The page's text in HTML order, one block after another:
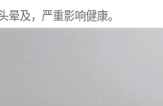
晕及，严重影响健康。